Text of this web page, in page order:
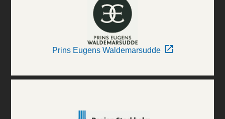
Prins Eugens Waldemarsudde